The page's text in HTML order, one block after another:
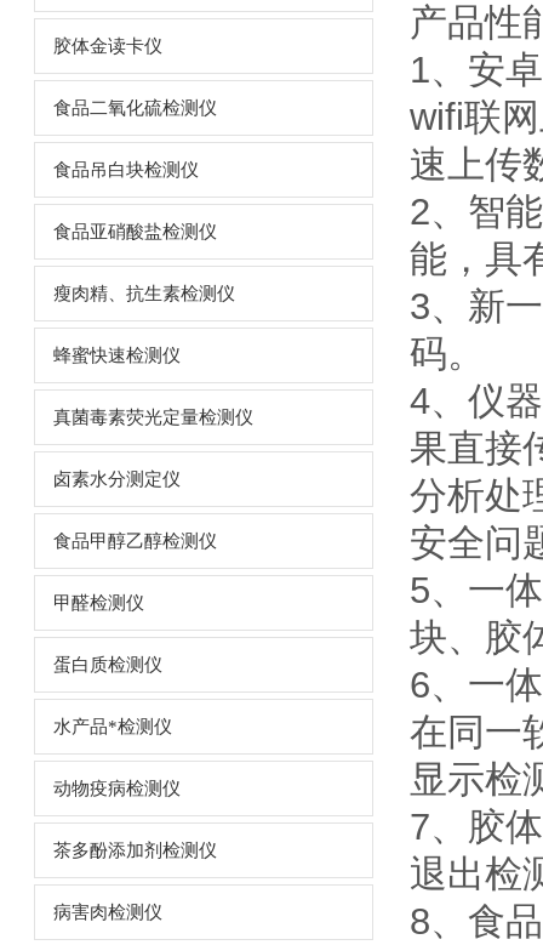
胶体金读卡仪
食品二氧化硫检测仪
食品吊白块检测仪
食品亚硝酸盐检测仪
瘦肉精、抗生素检测仪
蜂蜜快速检测仪
真菌毒素荧光定量检测仪
卤素水分测定仪
食品甲醇乙醇检测仪
甲醛检测仪
蛋白质检测仪
水产品*检测仪
动物疫病检测仪
茶多酚添加剂检测仪
病害肉检测仪
产品性
1、安
wifi联
速上传
2、智
能，具
3、新
码。
4、仪
果直接
分析处
安全问
5、一
块、胶
6、一
在同一
显示检
7、胶
退出检
8、食